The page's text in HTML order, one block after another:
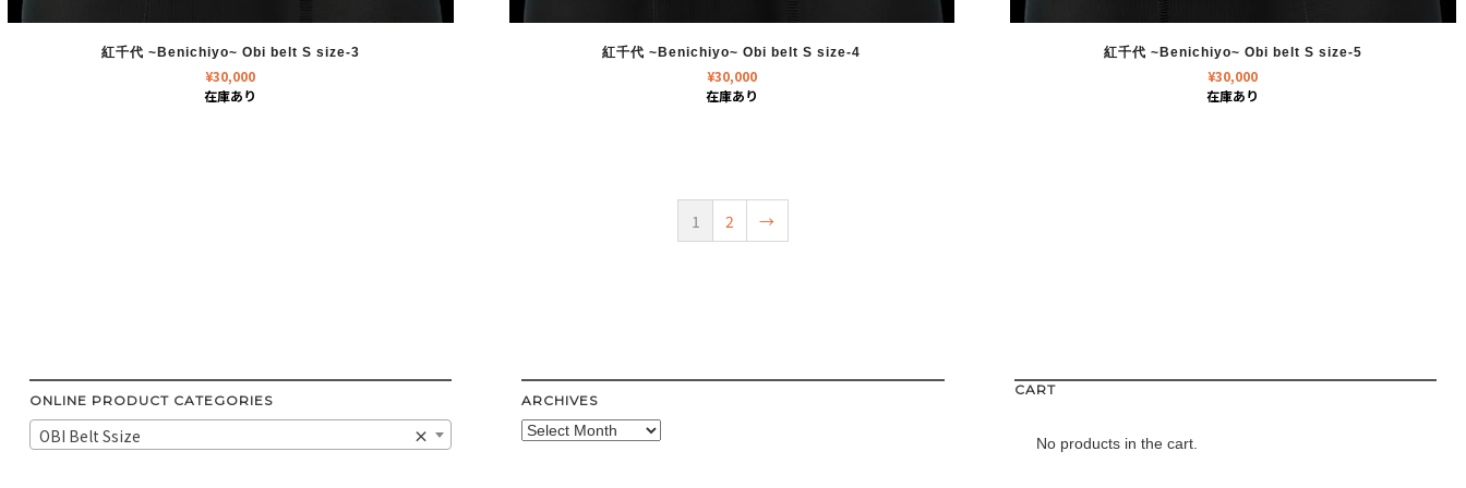
紅千代 ~Benichiyo~ Obi belt S size-3
¥30,000
在庫あり
紅千代 ~Benichiyo~ Obi belt S size-4
¥30,000
在庫あり
紅千代 ~Benichiyo~ Obi belt S size-5
¥30,000
在庫あり
1 2 →
ONLINE PRODUCT CATEGORIES
×
OBI Belt Ssize
ARCHIVES
Archives
CART
No products in the cart.